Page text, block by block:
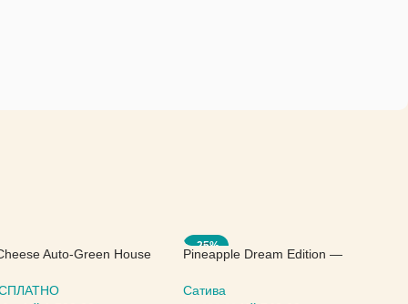
Auto-Green House
-25%
Pineapple Dream Edition —
Сатива